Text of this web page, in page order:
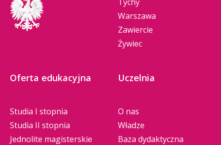
Warszawa
Zawiercie
Żywiec
Oferta edukacyjna
Studia I stopnia
Studia II stopnia
Jednolite magisterskie
Uczelnia
O nas
Władze
Baza dydaktyczna